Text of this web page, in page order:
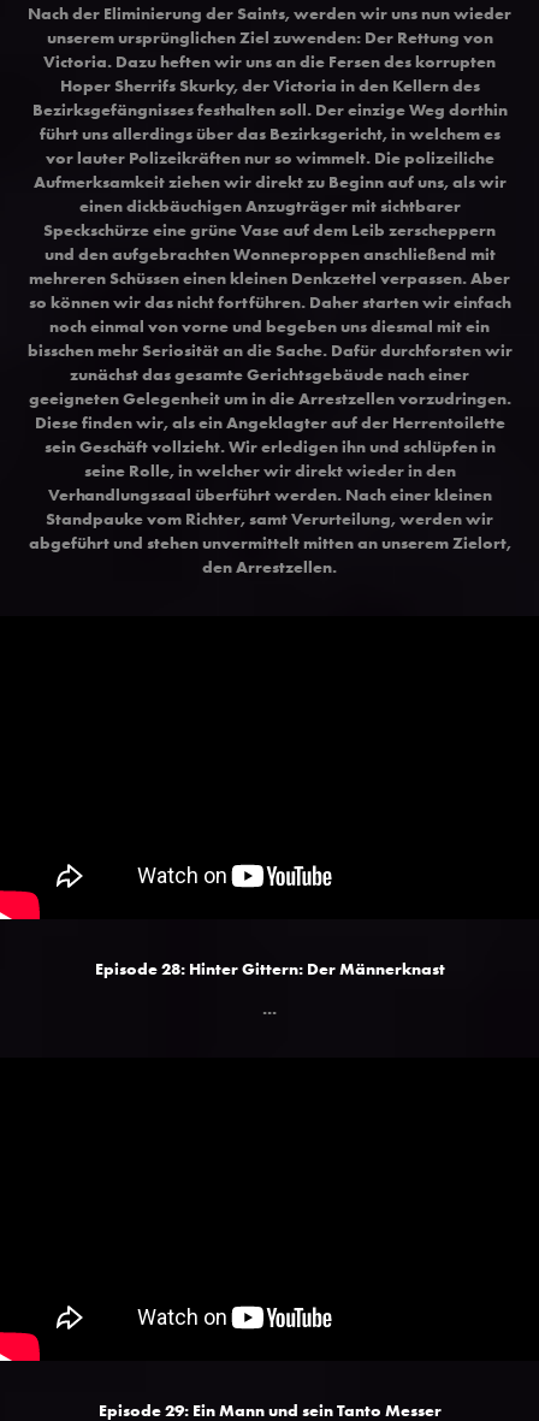
Nach der Eliminierung der Saints, werden wir uns nun wieder
unserem ursprünglichen Ziel zuwenden: Der Rettung von
Victoria. Dazu heften wir uns an die Fersen des korrupten
Hoper Sherrifs Skurky, der Victoria in den Kellern des
Bezirksgefängnisses festhalten soll. Der einzige Weg dorthin
führt uns allerdings über das Bezirksgericht, in welchem es
vor lauter Polizeikräften nur so wimmelt. Die polizeiliche
Aufmerksamkeit ziehen wir direkt zu Beginn auf uns, als wir
einen dickbäuchigen Anzugträger mit sichtbarer
Speckschürze eine grüne Vase auf dem Leib zerscheppern
und den aufgebrachten Wonneproppen anschließend mit
mehreren Schüssen einen kleinen Denkzettel verpassen. Aber
so können wir das nicht fortführen. Daher starten wir einfach
noch einmal von vorne und begeben uns diesmal mit ein
bisschen mehr Seriosität an die Sache. Dafür durchforsten wir
zunächst das gesamte Gerichtsgebäude nach einer
geeigneten Gelegenheit um in die Arrestzellen vorzudringen.
Diese finden wir, als ein Angeklagter auf der Herrentoilette
sein Geschäft vollzieht. Wir erledigen ihn und schlüpfen in
seine Rolle, in welcher wir direkt wieder in den
Verhandlungssaal überführt werden. Nach einer kleinen
Standpauke vom Richter, samt Verurteilung, werden wir
abgeführt und stehen unvermittelt mitten an unserem Zielort,
den Arrestzellen.
Episode 28: Hinter Gittern: Der Männerknast
...
Episode 29: Ein Mann und sein Tanto Messer